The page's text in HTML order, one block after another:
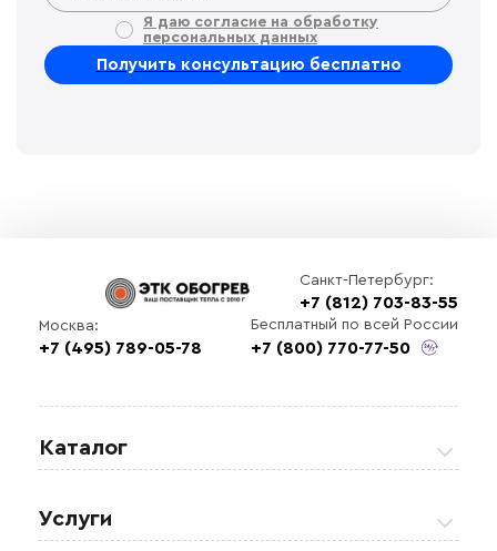
Я даю согласие на обработку
персональных данных
Санкт-Петербург:
+7 (812) 703-83-55
Москва:
+7 (495) 789-05-78
Бесплатный по всей России
+7 (800) 770-77-50
Каталог
Услуги